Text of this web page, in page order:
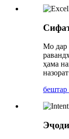
Мо дар
ҳама
бештар